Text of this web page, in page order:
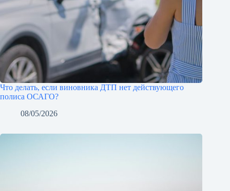
Что делать, если виновника ДТП нет действующего
полиса ОСАГО?
08/05/2026